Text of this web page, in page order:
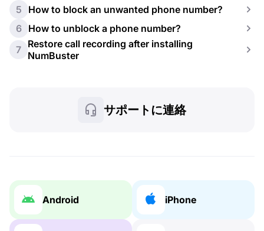
5
How to block an unwanted phone number?
6 How to unblock a phone number?
7 Restore call recording after installing
NumBuster
サポートに連絡
Android iPhone